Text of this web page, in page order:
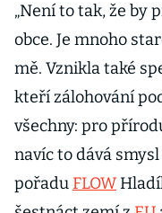
„Není to tak, že by
obce. Je mnoho
mě. Vznikla také
kteří zálohování
všechny: pro
navíc to dává
pořadu FLOW